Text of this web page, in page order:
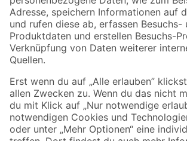
Zahlungsarten Versandarten
Sicher einkaufen
Jetzt die toom-App herunterladen